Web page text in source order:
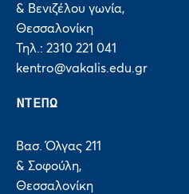
& Βενιζέλου γωνία,
Θεσσαλονίκη
Τηλ.: 2310 221 041
kentro@vakalis.edu.gr
ΝΤΕΠΩ
Βασ. Όλγας 211
& Σοφούλη,
Θεσσαλονίκη